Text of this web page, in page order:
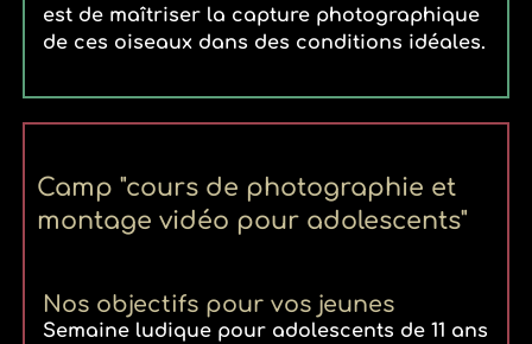
est de maîtriser la capture photographique
de ces oiseaux dans des conditions idéales.
Camp "cours de photographie et
montage vidéo pour adolescents"
Nos objectifs pour vos jeunes
Semaine ludique pour adolescents de 11 ans